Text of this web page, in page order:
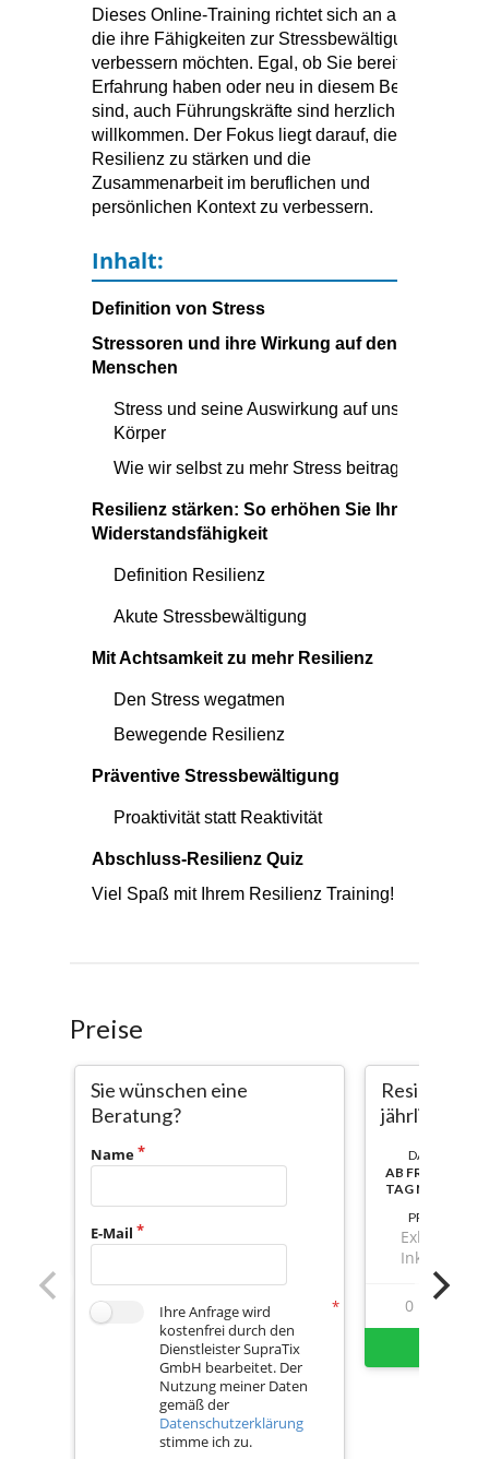
Preise
Sie wünschen eine
Beratung?
Name
E-Mail
Ihre Anfrage wird
kostenfrei durch den
Dienstleister SupraTix
GmbH bearbeitet. Der
Nutzung meiner Daten
gemäß der
Datenschutzerklärung
stimme ich zu.
Resilienz
jährlich
DAUER:
AB
TAG NUTZBAR
PREIS
Exkl. Mwst.
Inkl. Mwst.
0